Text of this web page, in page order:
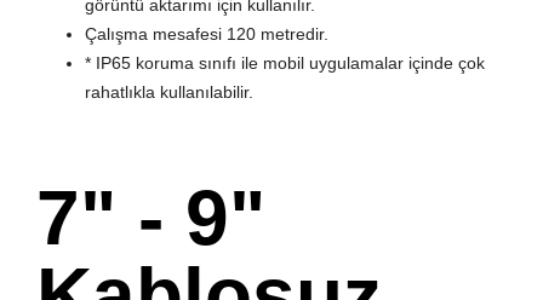
görüntü aktarımı için kullanılır.
Çalışma mesafesi 120 metredir.
* IP65 koruma sınıfı ile mobil uygulamalar içinde çok
rahatlıkla kullanılabilir.
7" - 9"